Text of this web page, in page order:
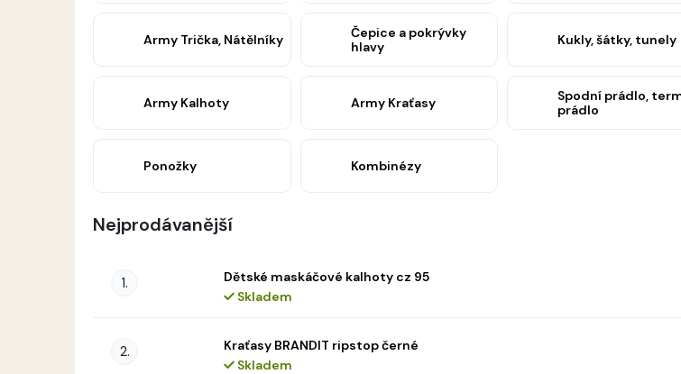
Army Trička, Nátělníky
Čepice a pokrývky
hlavy
Kukly, šátky, tunely
Army Kalhoty Army Kraťasy
Spodní prádlo,
prádlo
Ponožky Kombinézy
Nejprodávanější
Dětské maskáčové kalhoty cz 95
Skladem
Kraťasy BRANDIT ripstop černé
Skladem